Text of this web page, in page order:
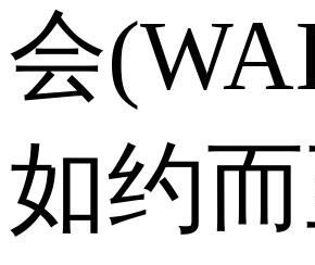
会
如约